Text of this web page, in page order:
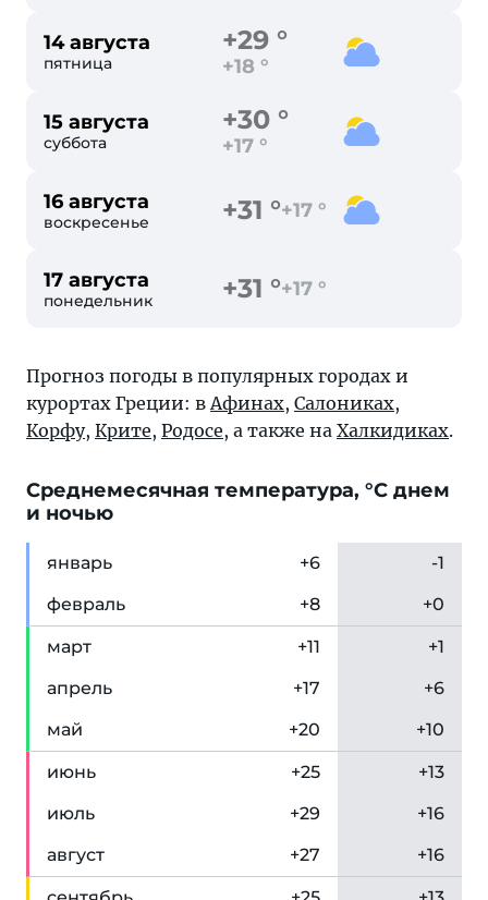
14 августа
пятница
+29 °
+18 °
15 августа
суббота
+30 °
+17 °
16 августа
воскресенье +31 °+17 °
17 августа
понедельник +31 °+17 °
Прогноз погоды в популярных городах и
курортах Греции: вАфинах, Салониках,
Корфу, Крите, Родосе, а также на Халкидиках.
Cреднемесячная температура, °C днем
и ночью
январь +6
-1
февраль +8 +0
март +11
+1
апрель +17
+6
май
+20 +10
июнь +25
+13
июль +29
+16
август +27 +16